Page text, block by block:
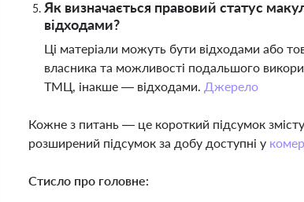
Як визначається правовий статус
відходами?
Ці матеріали можуть бути відходами або
власника та можливості подальшого
ТМЦ, інакше — відходами. Джерело
Кожне з питань — це короткий підсумок
розширений підсумок за добу доступні у
Стисло про головне: